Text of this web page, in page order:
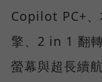
Copilot PC+
擎、2 in 1 翻
螢幕與超長續